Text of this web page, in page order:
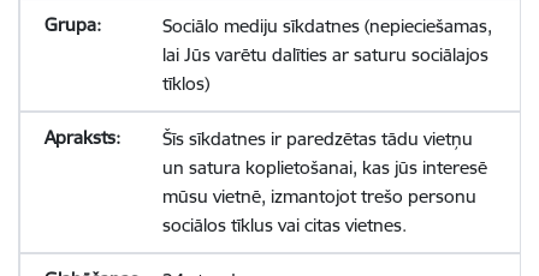
Sociālo mediju sīkdatnes (nepieciešamas,
lai Jūs varētu dalīties ar saturu sociālajos
tīklos)
Šīs sīkdatnes ir paredzētas tādu vietņu
un satura koplietošanai, kas jūs interesē
mūsu vietnē, izmantojot trešo personu
sociālos tīklus vai citas vietnes.